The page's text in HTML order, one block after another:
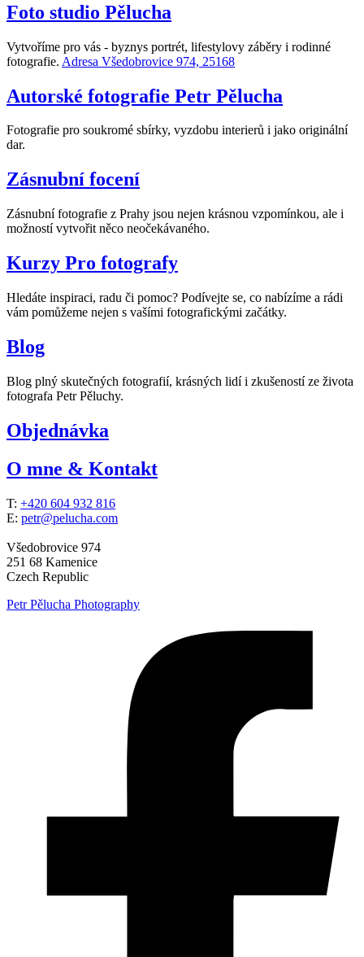
Foto studio Pělucha
Vytvoříme pro vás - byznys portrét, lifestylovy záběry i rodinné
fotografie. Adresa Všedobrovice 974, 25168
Autorské fotografie Petr Pělucha
Fotografie pro soukromé sbírky, vyzdobu interierů i jako originální
dar.
Zásnubní focení
Zásnubní fotografie z Prahy jsou nejen krásnou vzpomínkou, ale i
možností vytvořit něco neočekávaného.
Kurzy Pro fotografy
Hledáte inspiraci, radu či pomoc? Podívejte se, co nabízíme a rádi
vám pomůžeme nejen s vašími fotografickými začátky.
Blog
Blog plný skutečných fotografií, krásných lidí i zkušeností ze života
fotografa Petr Pěluchy.
Objednávka
O mne & Kontakt
T: +420 604 932 816
E: petr@pelucha.com
Všedobrovice 974
251 68 Kamenice
Czech Republic
Petr Pělucha Photography